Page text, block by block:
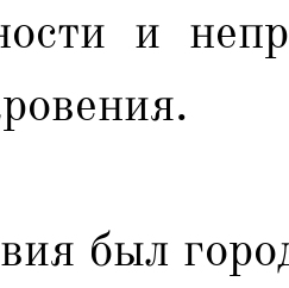
и
был